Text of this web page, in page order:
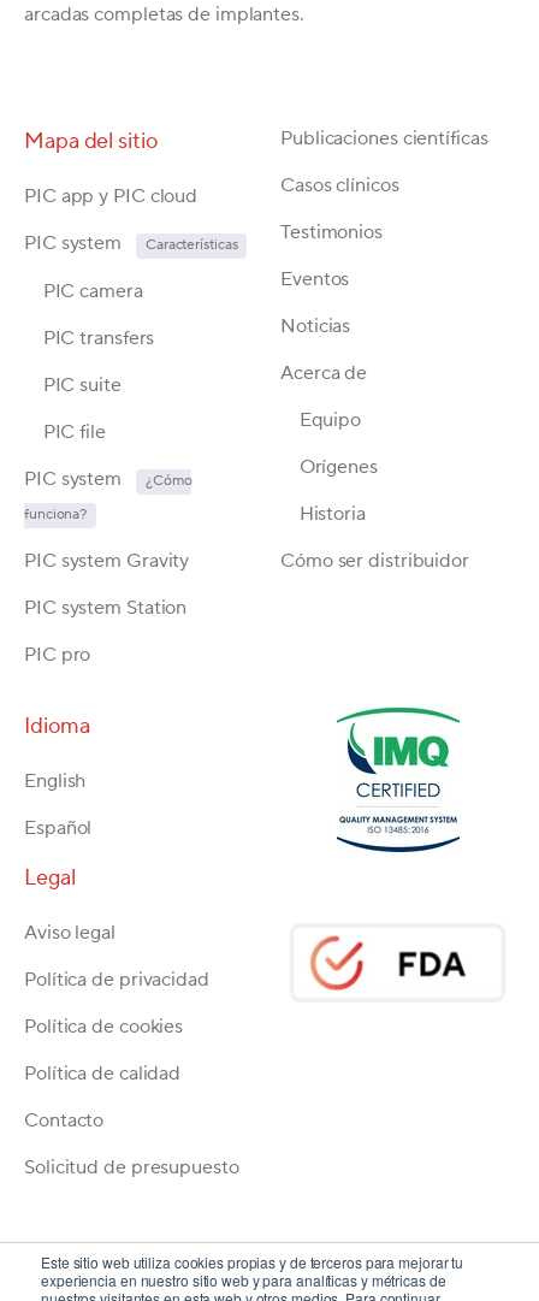
Este sitio web utiliza cookies propias y de terceros para mejorar tu
experiencia en nuestro sitio web y para analíticas y métricas de
arcadas completas de implantes.
Mapa del sitio
PIC app y PIC cloud
PIC system Características
PIC camera
PIC transfers
PIC suite
PIC file
PIC system
¿Cómo
funciona?
PIC system Gravity
PIC system Station
PIC pro
Publicaciones científicas
Casos clínicos
Testimonios
Eventos
Noticias
Acerca de
Equipo
Orígenes
Historia
Cómo ser distribuidor
Idioma
English
Español
Legal
Aviso legal
Política de privacidad
Política de cookies
Política de calidad
Contacto
Solicitud de presupuesto